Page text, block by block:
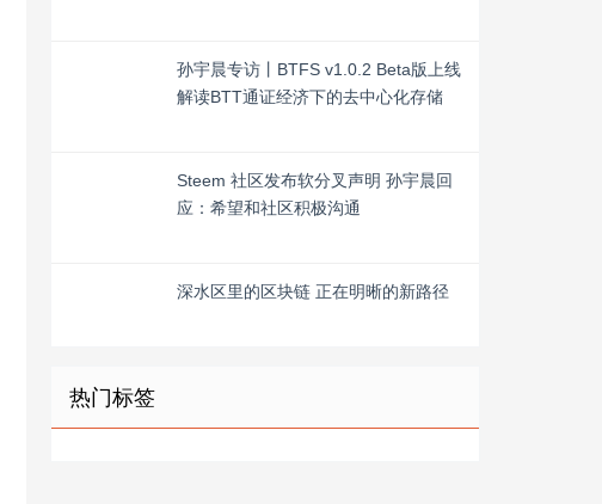
孙宇晨专访丨BTFS v1.0.2 Beta版上线
解读BTT通证经济下的去中心化存储
Steem 社区发布软分叉声明 孙宇晨回
应：希望和社区积极沟通
深水区里的区块链 正在明晰的新路径
热门标签